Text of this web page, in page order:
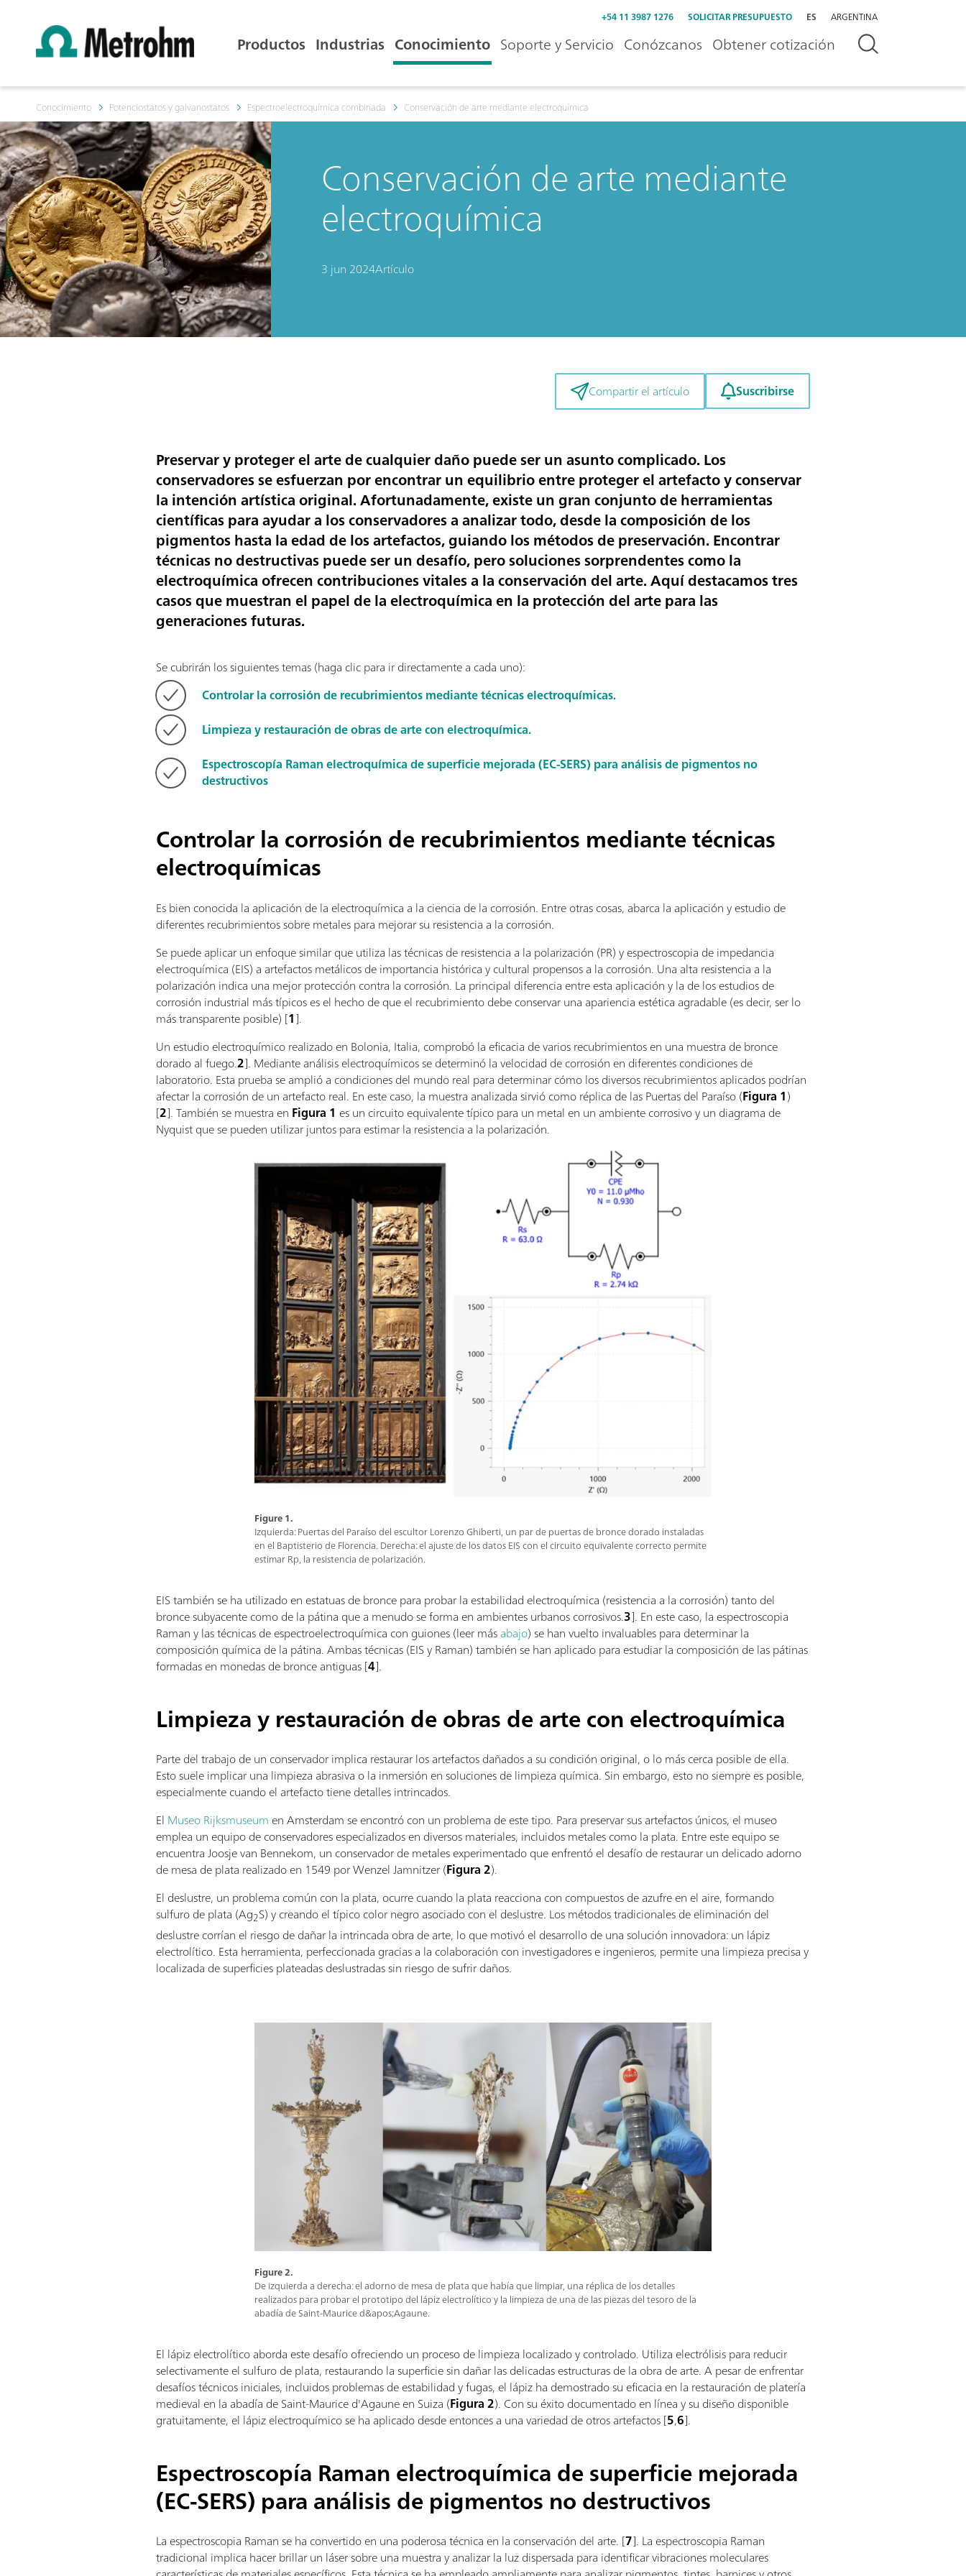
+54 11 3987 1276 SOLICITAR PRESUPUESTO ES ARGENTINA
Productos Industrias Conocimiento Soporte y Servicio Conózcanos Obtener cotización
Conocimiento Potenciostatos y galvanostatos Espectroelectroquímica combinada Conservación de arte mediante electroquímica
Conservación de arte mediante
electroquímica
3 jun 2024Artículo
Compartir el artículo Suscribirse
Preservar y proteger el arte de cualquier daño puede ser un asunto complicado. Los
conservadores se esfuerzan por encontrar un equilibrio entre proteger el artefacto y conservar
la intención artística original. Afortunadamente, existe un gran conjunto de herramientas
científicas para ayudar a los conservadores a analizar todo, desde la composición de los
pigmentos hasta la edad de los artefactos, guiando los métodos de preservación. Encontrar
técnicas no destructivas puede ser un desafío, pero soluciones sorprendentes como la
electroquímica ofrecen contribuciones vitales a la conservación del arte. Aquí destacamos tres
casos que muestran el papel de la electroquímica en la protección del arte para las
generaciones futuras.
Se cubrirán los siguientes temas (haga clic para ir directamente a cada uno):
Controlar la corrosión de recubrimientos mediante técnicas electroquímicas.
Limpieza y restauración de obras de arte con electroquímica.
Espectroscopía Raman electroquímica de superficie mejorada (EC-SERS) para análisis de pigmentos no
destructivos
Controlar la corrosión de recubrimientos mediante técnicas
electroquímicas
Es bien conocida la aplicación de la electroquímica a la ciencia de la corrosión. Entre otras cosas, abarca la aplicación y estudio de
diferentes recubrimientos sobre metales para mejorar su resistencia a la corrosión.
Se puede aplicar un enfoque similar que utiliza las técnicas de resistencia a la polarización (PR) y espectroscopia de impedancia
electroquímica (EIS) a artefactos metálicos de importancia histórica y cultural propensos a la corrosión. Una alta resistencia a la
polarización indica una mejor protección contra la corrosión. La principal diferencia entre esta aplicación y la de los estudios de
corrosión industrial más típicos es el hecho de que el recubrimiento debe conservar una apariencia estética agradable (es decir, ser lo
más transparente posible) [1].
Un estudio electroquímico realizado en Bolonia, Italia, comprobó la eficacia de varios recubrimientos en una muestra de bronce
dorado al fuego.2]. Mediante análisis electroquímicos se determinó la velocidad de corrosión en diferentes condiciones de
laboratorio. Esta prueba se amplió a condiciones del mundo real para determinar cómo los diversos recubrimientos aplicados podrían
afectar la corrosión de un artefacto real. En este caso, la muestra analizada sirvió como réplica de las Puertas del Paraíso (Figura 1)
[2]. También se muestra en Figura 1 es un circuito equivalente típico para un metal en un ambiente corrosivo y un diagrama de
Nyquist que se pueden utilizar juntos para estimar la resistencia a la polarización.
Figure 1.
Izquierda: Puertas del Paraíso del escultor Lorenzo Ghiberti, un par de puertas de bronce dorado instaladas
en el Baptisterio de Florencia. Derecha: el ajuste de los datos EIS con el circuito equivalente correcto permite
estimar Rp, la resistencia de polarización.
EIS también se ha utilizado en estatuas de bronce para probar la estabilidad electroquímica (resistencia a la corrosión) tanto del
bronce subyacente como de la pátina que a menudo se forma en ambientes urbanos corrosivos.3]. En este caso, la espectroscopia
Raman y las técnicas de espectroelectroquímica con guiones (leer másabajo) se han vuelto invaluables para determinar la
composición química de la pátina. Ambas técnicas (EIS y Raman) también se han aplicado para estudiar la composición de las pátinas
formadas en monedas de bronce antiguas [4].
Limpieza y restauración de obras de arte con electroquímica
Parte del trabajo de un conservador implica restaurar los artefactos dañados a su condición original, o lo más cerca posible de ella.
Esto suele implicar una limpieza abrasiva o la inmersión en soluciones de limpieza química. Sin embargo, esto no siempre es posible,
especialmente cuando el artefacto tiene detalles intrincados.
El Museo Rijksmuseum en Amsterdam se encontró con un problema de este tipo. Para preservar sus artefactos únicos, el museo
emplea un equipo de conservadores especializados en diversos materiales, incluidos metales como la plata. Entre este equipo se
encuentra Joosje van Bennekom, un conservador de metales experimentado que enfrentó el desafío de restaurar un delicado adorno
de mesa de plata realizado en 1549 por Wenzel Jamnitzer (Figura 2).
El deslustre, un problema común con la plata, ocurre cuando la plata reacciona con compuestos de azufre en el aire, formando
sulfuro de plata (Ag2S) y creando el típico color negro asociado con el deslustre. Los métodos tradicionales de eliminación del
deslustre corrían el riesgo de dañar la intrincada obra de arte, lo que motivó el desarrollo de una solución innovadora: un lápiz
electrolítico. Esta herramienta, perfeccionada gracias a la colaboración con investigadores e ingenieros, permite una limpieza precisa y
localizada de superficies plateadas deslustradas sin riesgo de sufrir daños.
Figure 2.
De izquierda a derecha: el adorno de mesa de plata que había que limpiar, una réplica de los detalles
realizados para probar el prototipo del lápiz electrolítico y la limpieza de una de las piezas del tesoro de la
abadía de Saint-Maurice d&apos;Agaune.
El lápiz electrolítico aborda este desafío ofreciendo un proceso de limpieza localizado y controlado. Utiliza electrólisis para reducir
selectivamente el sulfuro de plata, restaurando la superficie sin dañar las delicadas estructuras de la obra de arte. A pesar de enfrentar
desafíos técnicos iniciales, incluidos problemas de estabilidad y fugas, el lápiz ha demostrado su eficacia en la restauración de platería
medieval en la abadía de Saint-Maurice d'Agaune en Suiza (Figura 2). Con su éxito documentado en línea y su diseño disponible
gratuitamente, el lápiz electroquímico se ha aplicado desde entonces a una variedad de otros artefactos [5,6].
Espectroscopía Raman electroquímica de superficie mejorada
(EC-SERS) para análisis de pigmentos no destructivos
La espectroscopia Raman se ha convertido en una poderosa técnica en la conservación del arte. [7]. La espectroscopia Raman
tradicional implica hacer brillar un láser sobre una muestra y analizar la luz dispersada para identificar vibraciones moleculares